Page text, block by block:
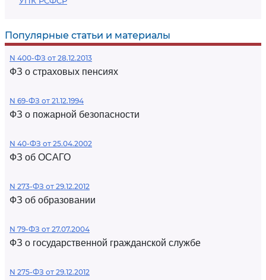
Популярные статьи и материалы
N 400-ФЗ от 28.12.2013
ФЗ о страховых пенсиях
N 69-ФЗ от 21.12.1994
ФЗ о пожарной безопасности
N 40-ФЗ от 25.04.2002
ФЗ об ОСАГО
N 273-ФЗ от 29.12.2012
ФЗ об образовании
N 79-ФЗ от 27.07.2004
ФЗ о государственной гражданской службе
N 275-ФЗ от 29.12.2012